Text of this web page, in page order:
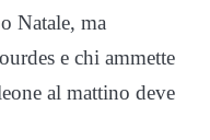
Natale, ma
e chi ammette
al mattino deve